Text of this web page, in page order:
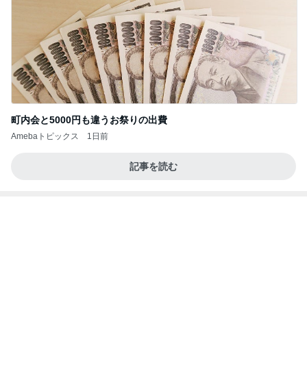
町内会と5000円も違うお祭りの出費
Amebaトピックス 1日前
記事を読む